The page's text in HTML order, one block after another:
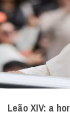
Leão XIV: a